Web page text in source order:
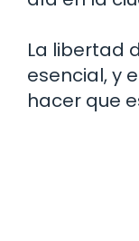
La libertad
esencial, y
hacer que